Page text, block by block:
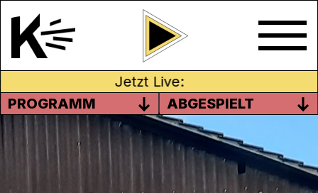
Jetzt Live:
PROGRAMM
ABGESPIELT
HÖRSPIEL-WORKSHOP MIT
DER KREISSCHULE LEIBSTADT /